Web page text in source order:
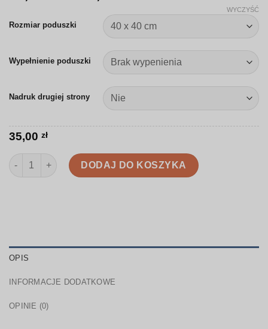
od
35,00 zł
do
103,30 zł
Rozmiar poduszki
Wypełnienie poduszki
Nadruk drugiej strony
WYCZYŚĆ
35,00 zł
ilość Poduszka | Nowoczesny monochromatyczny wzór
DODAJ DO KOSZYKA
OPIS
INFORMACJE DODATKOWE
OPINIE (0)